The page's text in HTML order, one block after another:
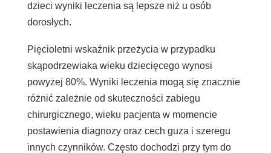
dzieci wyniki leczenia są lepsze niż u osób
dorosłych.
Pięcioletni wskaźnik przeżycia w przypadku
skąpodrzewiaka wieku dziecięcego wynosi
powyżej 80%. Wyniki leczenia mogą się znacznie
różnić zależnie od skuteczności zabiegu
chirurgicznego, wieku pacjenta w momencie
postawienia diagnozy oraz cech guza i szeregu
innych czynników. Często dochodzi przy tym do